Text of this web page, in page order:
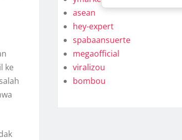
ke
asean
hey-expert
spabaansuerte
megaofficial
viralizou
bombou